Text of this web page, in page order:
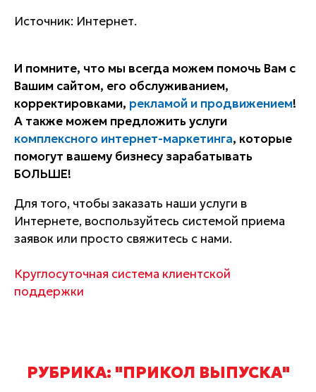
Источник: Интернет.
И помните, что мы всегда можем помочь Вам с
Вашим сайтом, его обслуживанием,
корректировками, рекламой и продвижением!
А также можем предложить услуги
комплексного интернет-маркетинга, которые
помогут вашему бизнесу зарабатывать
БОЛЬШЕ!
Для того, чтобы заказать наши услуги в
Интернете, воспользуйтесь системой приема
заявок или просто свяжитесь с нами.
Круглосуточная система клиентской
поддержки
РУБРИКА: "ПРИКОЛ ВЫПУСКА"